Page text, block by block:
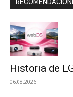
Historia de
06.08.2026